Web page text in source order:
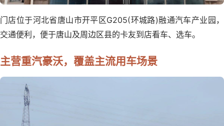
门店位于河北省唐山市开平区G205(环城路)融通汽车产业园，
交通便利，便于唐山及周边区县的卡友到店看车、选车。
主营重汽豪沃，覆盖主流用车场景